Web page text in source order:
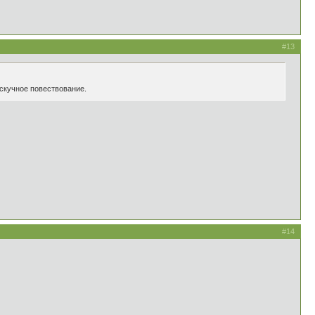
#13
повествование.
#14